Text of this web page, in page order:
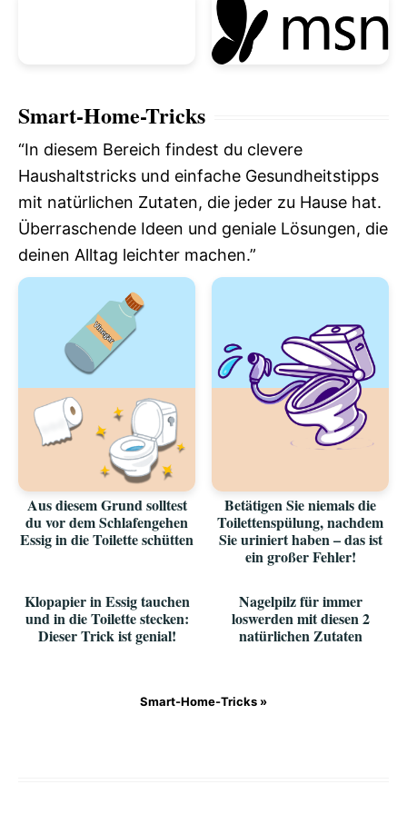
e
o
Smart-Home-Tricks
“In diesem Bereich findest du clevere
Haushaltstricks und einfache Gesundheitstipps
mit natürlichen Zutaten, die jeder zu Hause hat.
Überraschende Ideen und geniale Lösungen, die
deinen Alltag leichter machen.”
Aus diesem Grund solltest
du vor dem Schlafengehen
Essig in die Toilette schütten
Betätigen Sie niemals die
Toilettenspülung, nachdem
Sie uriniert haben – das ist
ein großer Fehler!
Klopapier in Essig tauchen
und in die Toilette stecken:
Dieser Trick ist genial!
Nagelpilz für immer
loswerden mit diesen 2
natürlichen Zutaten
Smart-Home-Tricks »